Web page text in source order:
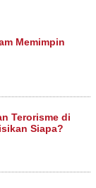
Memimpin
Terorisme di
Siapa?